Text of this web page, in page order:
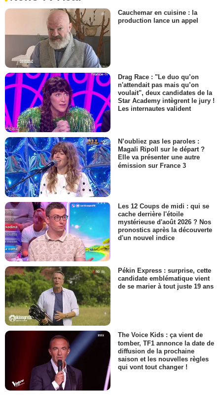
Cauchemar en cuisine : la
production lance un appel
Drag Race : "Le duo qu’on
n'attendait pas mais qu’on
voulait", deux candidates de la
Star Academy intègrent le jury !
Les internautes valident
N’oubliez pas les paroles :
Magali Ripoll sur le départ ?
Elle va présenter une autre
émission sur France 3
Les 12 Coups de midi : qui se
cache derrière l'étoile
mystérieuse d'août 2026 ? Nos
pronostics après la découverte
d'un nouvel indice
Pékin Express : surprise, cette
candidate emblématique vient
de se marier à tout juste 19 ans
The Voice Kids : ça vient de
tomber, TF1 annonce la date de
diffusion de la prochaine
saison et les nouvelles règles
qui vont tout changer !